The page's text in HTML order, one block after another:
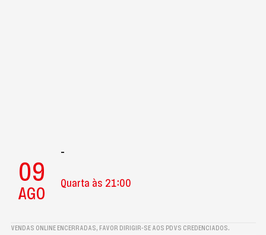
09
AGO
-
Quarta às 21:00
VENDAS ONLINE ENCERRADAS, FAVOR DIRIGIR-SE AOS PDVS CREDENCIADOS.